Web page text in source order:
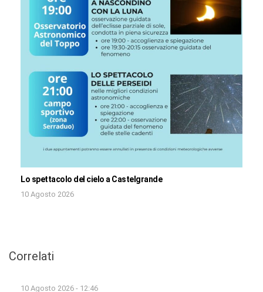
Lo spettacolo del cielo a Castelgrande
10 Agosto 2026
Correlati
10 Agosto 2026 - 12:46